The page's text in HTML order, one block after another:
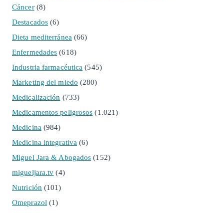
Cáncer(8)
Destacados (6)
Dieta mediterránea(66)
Enfermedades (618)
Industria farmacéutica (545)
Marketing del miedo (280)
Medicalización (733)
Medicamentos peligrosos (1.021)
Medicina(984)
Medicina integrativa (6)
Miguel Jara & Abogados (152)
migueljara.tv (4)
Nutrición(101)
Omeprazol(1)